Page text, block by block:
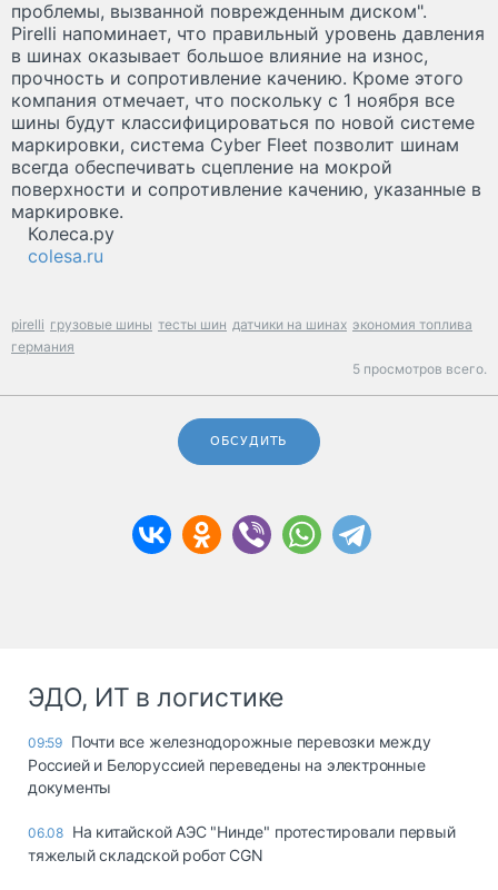
проблемы, вызванной поврежденным диском".
Pirelli напоминает, что правильный уровень давления
в шинах оказывает большое влияние на износ,
прочность и сопротивление качению. Кроме этого
компания отмечает, что поскольку с 1 ноября все
шины будут классифицироваться по новой системе
маркировки, система Cyber Fleet позволит шинам
всегда обеспечивать сцепление на мокрой
поверхности и сопротивление качению, указанные в
маркировке.
Колеса.ру
colesa.ru
pirelli грузовые шины тесты шин датчики на шинах экономия топлива
германия
5 просмотров всего.
ОБСУДИТЬ
ЭДО, ИТ в логистике
09:59 Почти все железнодорожные перевозки между
Россией и Белоруссией переведены на электронные
документы
06.08 На китайской АЭС "Нинде" протестировали первый
тяжелый складской робот CGN